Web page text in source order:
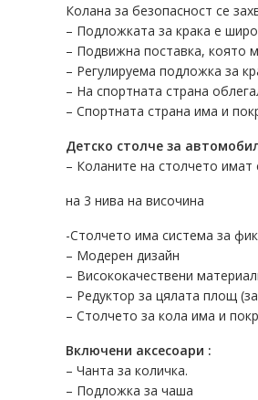
Колана за безопасност се
– Подложката за крака е
– Подвижна поставка, която
– Регулируема подложка за
– На спортната страна
– Спортната страна има и
Детско столче за
– Коланите на столчето имат
на 3 нива на височина
-Столчето има система за
– Модерен дизайн
– Висококачествени
– Редуктор за цялата площ
– Столчето за кола има и
Включени аксесоари :
– Чанта за количка.
– Подложка за чаша